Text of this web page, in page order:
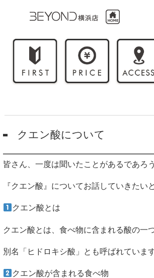
クエン酸について
皆さん、一度は聞いたことがあるであろう
『クエン酸』についてお話していきたい
クエン酸とは
クエン酸とは、食べ物に含まれる酸の一
別名「ヒドロキシ酸」とも呼ばれています
クエン酸が含まれる食べ物